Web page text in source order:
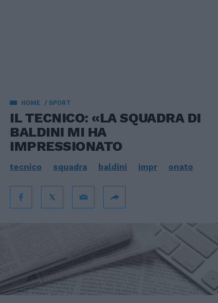
HOME SPORT
IL TECNICO: «LA SQUADRA DI
BALDINI MI HA
IMPRESSIONATO
tecnico squadra baldini impr onato